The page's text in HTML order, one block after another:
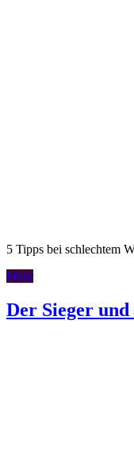
5 Tipps bei schlechtem
Mehr
Der Sieger